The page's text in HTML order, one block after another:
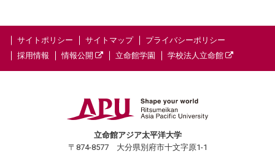
サイトポリシー サイトマップ
プライバシーポリシー
採用情報
情報公開 立命館学園 学校法人立命館
立命館アジア太平洋大学
〒874-8577 大分県別府市十文字原1-1